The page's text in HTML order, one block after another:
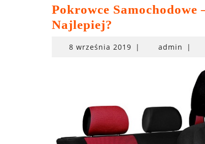
Pokrowce
Najlepiej?
8 września 20198
| admin |